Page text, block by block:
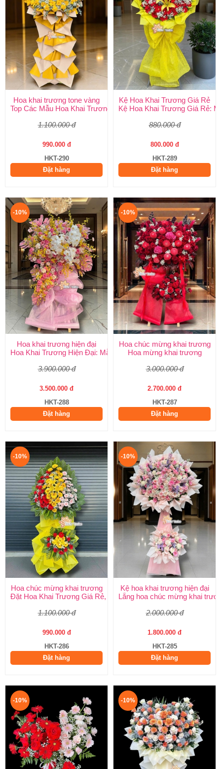
Hoa khai trương tone vàng
Top Các Mẫu Hoa Khai Trương Tone Vàng Đẹp, Sang Trọng,
1.100.000 đ
990.000 đ
HKT-290
Đặt hàng
Kệ Hoa Khai Trương Giá Rẻ
Kệ Hoa Khai Trương Giá Rẻ:
880.000 đ
800.000 đ
HKT-289
Đặt hàng
-10%
Hoa khai trương hiện đại
Hoa Khai Trương Hiện Đại: Mẫu Đẹp, Sang Trọng & Giao Nhanh
3.900.000 đ
3.500.000 đ
HKT-288
Đặt hàng
-10%
Hoa chúc mừng khai trương
Hoa mừng khai trương
3.000.000 đ
2.700.000 đ
HKT-287
Đặt hàng
-10%
Hoa chúc mừng khai trương
Đặt Hoa Khai Trương Giá Rẻ, Đẹp Sang Trọng – Shop Hoa Khai
1.100.000 đ
990.000 đ
HKT-286
Đặt hàng
-10%
Kệ hoa khai trương hiện đại
Lẵng hoa chúc mừng khai
2.000.000 đ
1.800.000 đ
HKT-285
Đặt hàng
-10% -10%